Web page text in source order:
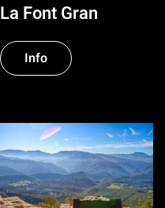
La Font Gran
Info